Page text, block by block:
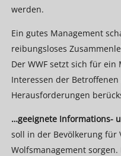
werden.
Ein gutes Management
reibungsloses
Der WWF setzt sich für
Interessen der
Herausforderungen
…geeignete Informations-
soll in der Bevölkerung für
Wolfsmanagement